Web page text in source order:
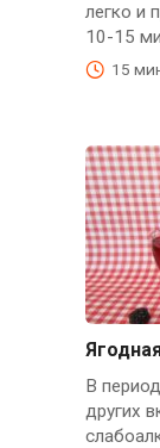
легко и
10-15
15
В
других